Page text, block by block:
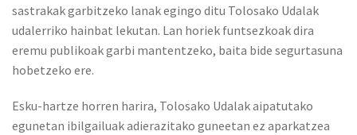
sastrakak garbitzeko lanak egingo ditu Tolosako Udalak
udalerriko hainbat lekutan. Lan horiek funtsezkoak dira
eremu publikoak garbi mantentzeko, baita bide segurtasuna
hobetzeko ere.
Esku-hartze horren harira, Tolosako Udalak aipatutako
egunetan ibilgailuak adierazitako guneetan ez aparkatzea